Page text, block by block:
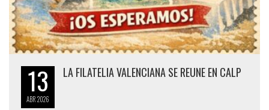
13
ABR2026
LA FILATELIA VALENCIANA SE REUNE EN CALP